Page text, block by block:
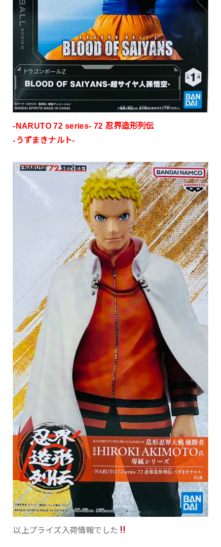
-NARUTO 72 series- 72 忍界造形列伝
-うずまきナルト-
以上プライズ入荷情報でした